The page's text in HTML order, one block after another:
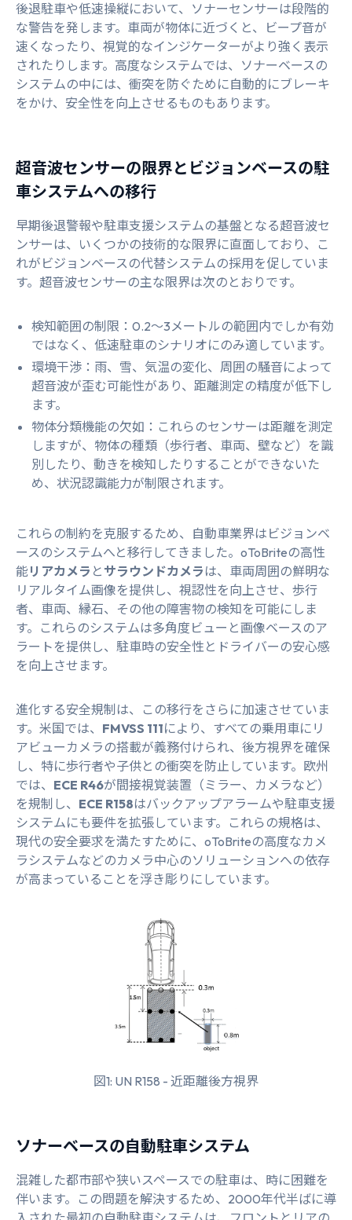
後退駐車や低速操縦において、ソナーセンサーは段階的
な警告を発します。車両が物体に近づくと、ビープ音が
速くなったり、視覚的なインジケーターがより強く表示
されたりします。高度なシステムでは、ソナーベースの
システムの中には、衝突を防ぐために自動的にブレーキ
をかけ、安全性を向上させるものもあります。
超音波センサーの限界とビジョンベースの駐
車システムへの移行
早期後退警報や駐車支援システムの基盤となる超音波セ
ンサーは、いくつかの技術的な限界に直面しており、こ
れがビジョンベースの代替システムの採用を促していま
す。超音波センサーの主な限界は次のとおりです。
検知範囲の制限：0.2～3メートルの範囲内でしか有効
ではなく、低速駐車のシナリオにのみ適しています。
環境干渉：雨、雪、気温の変化、周囲の騒音によって
超音波が歪む可能性があり、距離測定の精度が低下し
ます。
物体分類機能の欠如：これらのセンサーは距離を測定
しますが、物体の種類（歩行者、車両、壁など）を識
別したり、動きを検知したりすることができないた
め、状況認識能力が制限されます。
これらの制約を克服するため、自動車業界はビジョンベ
ースのシステムへと移行してきました。oToBriteの高性
能リアカメラ と サラウンドカメラ は、車両周囲の鮮明な
リアルタイム画像を提供し、視認性を向上させ、歩行
者、車両、縁石、その他の障害物の検知を可能にしま
す。これらのシステムは多角度ビューと画像ベースのア
ラートを提供し、駐車時の安全性とドライバーの安心感
を向上させます。
進化する安全規制は、この移行をさらに加速させていま
す。米国では、 FMVSS 111により、すべての乗用車にリ
アビューカメラの搭載が義務付けられ、後方視界を確保
し、特に歩行者や子供との衝突を防止しています。欧州
では、 ECE R46が間接視覚装置（ミラー、カメラなど）
を規制し、 ECE R158はバックアップアラームや駐車支援
システムにも要件を拡張しています。これらの規格は、
現代の安全要求を満たすために、oToBriteの高度なカメ
ラシステムなどのカメラ中心のソリューションへの依存
が高まっていることを浮き彫りにしています。
図1: UN R158 - 近距離後方視界
ソナーベースの自動駐車システム
混雑した都市部や狭いスペースでの駐車は、時に困難を
伴います。この問題を解決するため、2000年代半ばに導